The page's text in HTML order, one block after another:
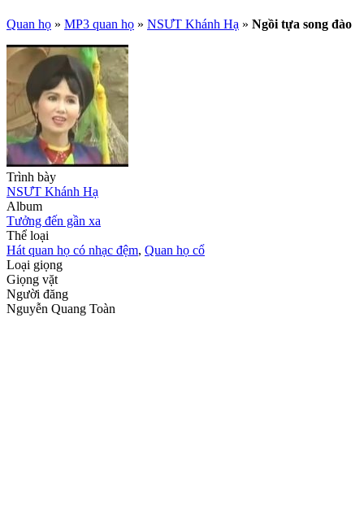
Quan họ » MP3 quan họ » NSƯT Khánh Hạ » Ngồi tựa song đào
Trình bày
NSƯT Khánh Hạ
Album
Tưởng đến gần xa
Thể loại
Hát quan họ có nhạc đệm, Quan họ cổ
Loại giọng
Giọng vặt
Người đăng
Nguyễn Quang Toàn